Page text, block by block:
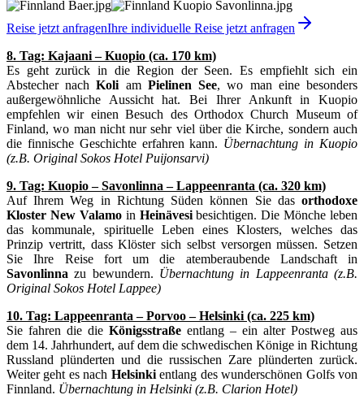
Reise jetzt anfragenIhre individuelle Reise jetzt anfragen
8. Tag: Kajaani – Kuopio (ca. 170 km)
Es geht zurück in die Region der Seen. Es empfiehlt sich ein
Abstecher nachKoli am Pielinen See, wo man eine besonders
außergewöhnliche Aussicht hat. Bei Ihrer Ankunft in Kuopio
empfehlen wir einen Besuch des Orthodox Church Museum of
Finland, wo man nicht nur sehr viel über die Kirche, sondern auch
die finnische Geschichte erfahren kann. Übernachtung in Kuopio
(z.B. Original Sokos Hotel Puijonsarvi)
9. Tag: Kuopio – Savonlinna – Lappeenranta (ca. 320 km)
Auf Ihrem Weg in Richtung Süden können Sie das orthodoxe
Kloster New Valamoin Heinävesibesichtigen. Die Mönche leben
das kommunale, spirituelle Leben eines Klosters, welches das
Prinzip vertritt, dass Klöster sich selbst versorgen müssen. Setzen
Sie Ihre Reise fort um die atemberaubende Landschaft in
Savonlinna zu bewundern. Übernachtung in Lappeenranta (z.B.
Original Sokos Hotel Lappee)
10. Tag: Lappeenranta – Porvoo – Helsinki (ca. 225 km)
Sie fahren die die Königsstraße entlang – ein alter Postweg aus
dem 14. Jahrhundert, auf dem die schwedischen Könige in Richtung
Russland plünderten und die russischen Zare plünderten zurück.
Weiter geht es nach Helsinkientlang des wunderschönen Golfs von
Finnland. Übernachtung in Helsinki (z.B. Clarion Hotel)